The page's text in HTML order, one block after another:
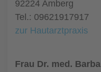
92224 Amberg
Tel.: 09621917917
zur Hautarztpraxis
Frau Dr. med.